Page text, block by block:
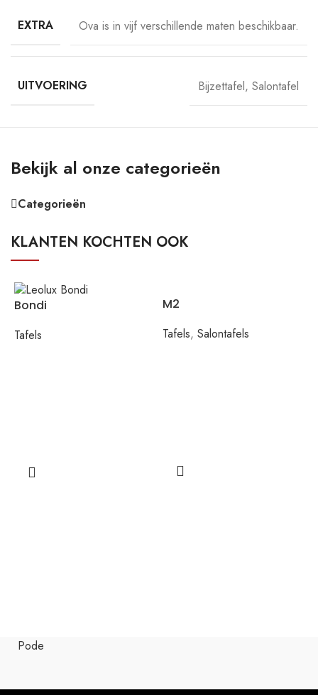
EXTRA Ova is in vijf verschillende maten beschikbaar.
UITVOERING Bijzettafel, Salontafel
Bekijk al onze categorieën
Categorieën
KLANTEN KOCHTEN OOK
Bondi
Tafels
M2
Tafels, Salontafels
Pode